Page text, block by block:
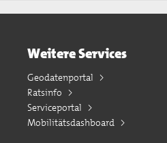
Weitere Services
Geodatenportal
Ratsinfo
Serviceportal
Mobilitätsdashboard